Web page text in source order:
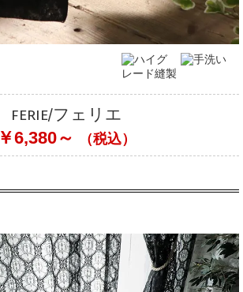
ferie/フェリエ
￥6,380～
（税込）